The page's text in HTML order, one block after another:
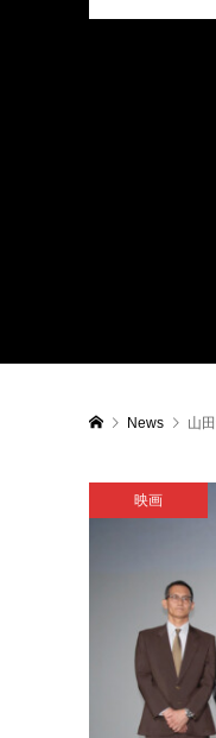
News 山
映画